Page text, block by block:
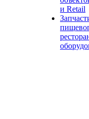
и Retail